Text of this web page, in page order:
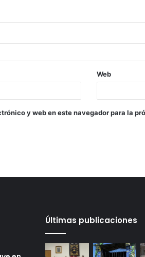
Web
y web en este navegador para la
Últimas publicaciones